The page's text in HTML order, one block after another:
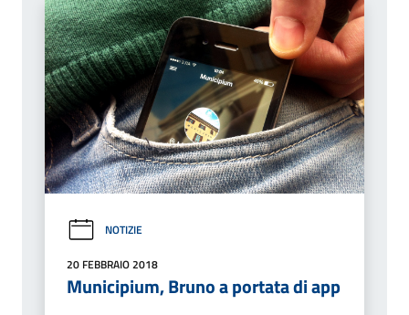
NOTIZIE
20 FEBBRAIO 2018
Municipium, Bruno a portata di app